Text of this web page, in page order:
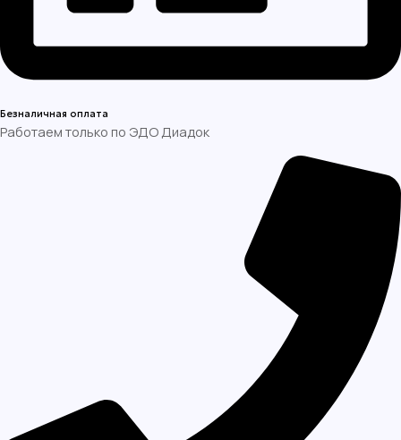
Безналичная оплата
Работаем только по ЭДО Диадок